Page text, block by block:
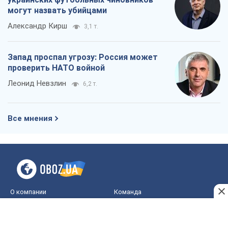
могут назвать убийцами
Александр Кирш 3,1 т.
Запад проспал угрозу: Россия может
проверить НАТО войной
Леонид Невзлин 6,2 т.
Все мнения
О компании Команда